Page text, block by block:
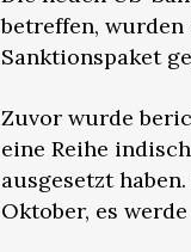
betreffen, wurden
Sanktionspaket
Zuvor wurde
eine Reihe
ausgesetzt
Oktober, es